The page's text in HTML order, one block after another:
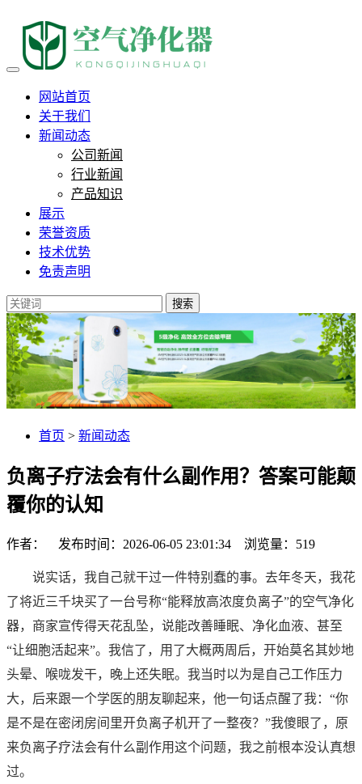
负离子疗法会有什么副作用？
网站首页
关于我们
新闻动态
公司新闻
行业新闻
产品知识
展示
荣誉资质
技术优势
免责声明
搜索
首页 > 新闻动态
负离子疗法会有什么副作用？答案可能颠
覆你的认知
作者： 发布时间：2026-06-05 23:01:34 浏览量： 519
说实话，我自己就干过一件特别蠢的事。去年冬天，我花
了将近三千块买了一台号称“能释放高浓度负离子”的空气净化
器，商家宣传得天花乱坠，说能改善睡眠、净化血液、甚至
“让细胞活起来”。我信了，用了大概两周后，开始莫名其妙地
头晕、喉咙发干，晚上还失眠。我当时以为是自己工作压力
大，后来跟一个学医的朋友聊起来，他一句话点醒了我：“你
是不是在密闭房间里开负离子机开了一整夜？”我傻眼了，原
来负离子疗法会有什么副作用这个问题，我之前根本没认真想
过。